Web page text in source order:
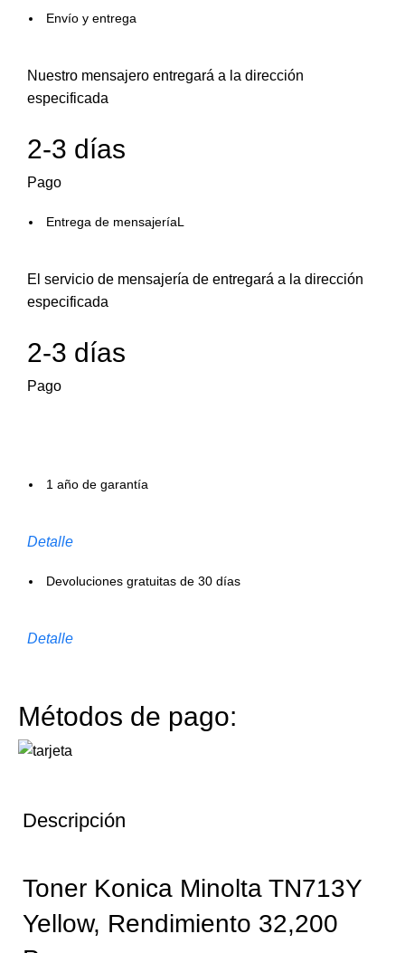
Envío y entrega
Nuestro mensajero entregará a la dirección
especificada
2-3 días
Pago
Entrega de mensajeríaL
El servicio de mensajería de entregará a la dirección
especificada
2-3 días
Pago
1 año de garantía
Detalle
Devoluciones gratuitas de 30 días
Detalle
Métodos de pago:
Descripción
Toner Konica Minolta TN713Y
Yellow, Rendimiento 32,200